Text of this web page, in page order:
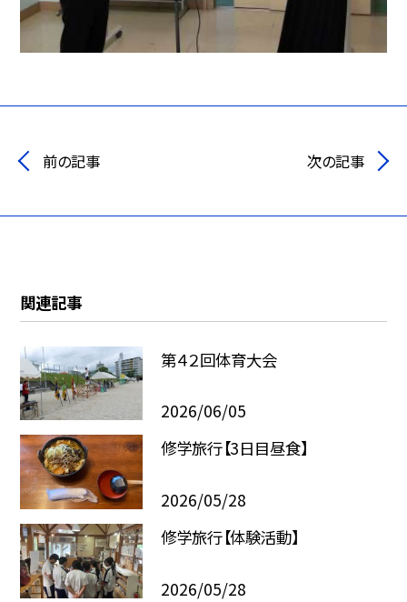
前の記事 次の記事
関連記事
第４２回体育大会
2026/06/05
修学旅行【3日目昼食】
2026/05/28
修学旅行【体験活動】
2026/05/28